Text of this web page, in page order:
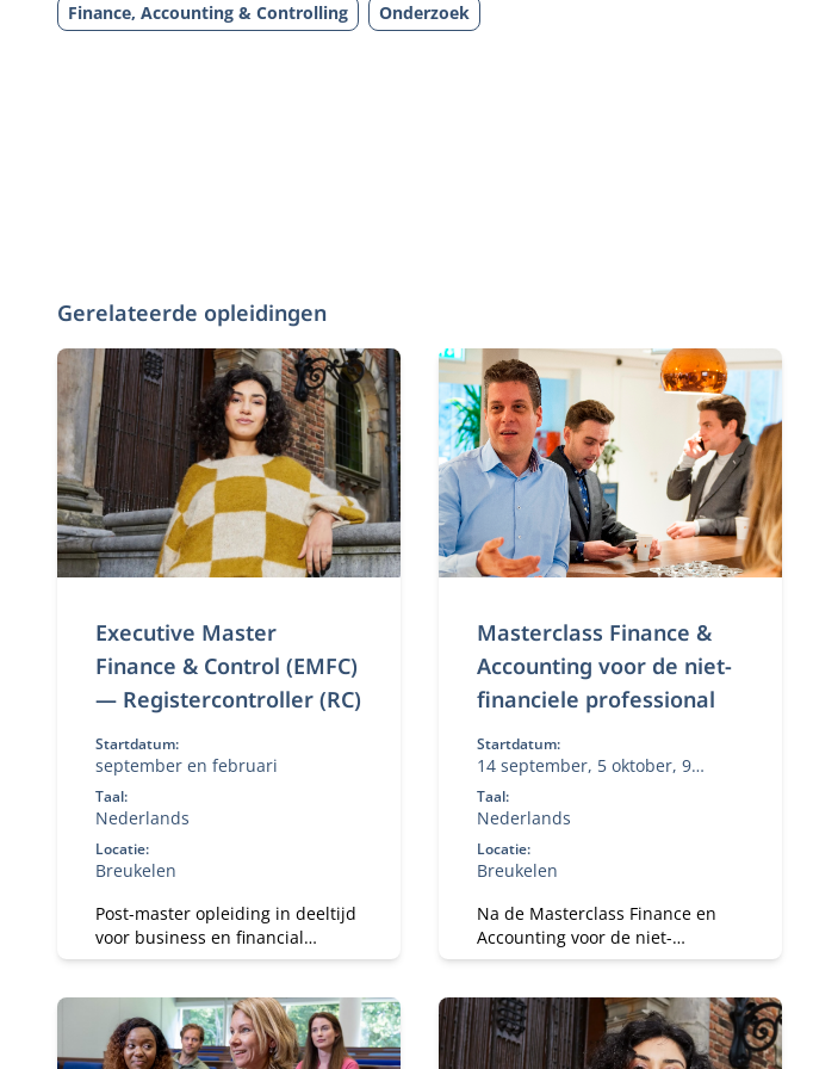
Finance, Accounting & Controlling Onderzoek
Gerelateerde opleidingen
Executive Master
Finance & Control (EMFC)
— Registercontroller (RC)
Startdatum:
september en februari
Taal:
Nederlands
Locatie:
Breukelen
Post-master opleiding in deeltijd
voor business en financial
controllers met 6+ jaar ervaring.
registercontroller (RC) en
strategisch business partner in
een veranderende omgeving.
Masterclass Finance &
Accounting voor de niet-
financiele professional
Startdatum:
14 september, 5 oktober, 9
november, 7 december
Taal:
Nederlands
Locatie:
Breukelen
Na de Masterclass Finance en
Accounting voor de niet-
financiële professional kan je
gaan met je financiële collega’s.